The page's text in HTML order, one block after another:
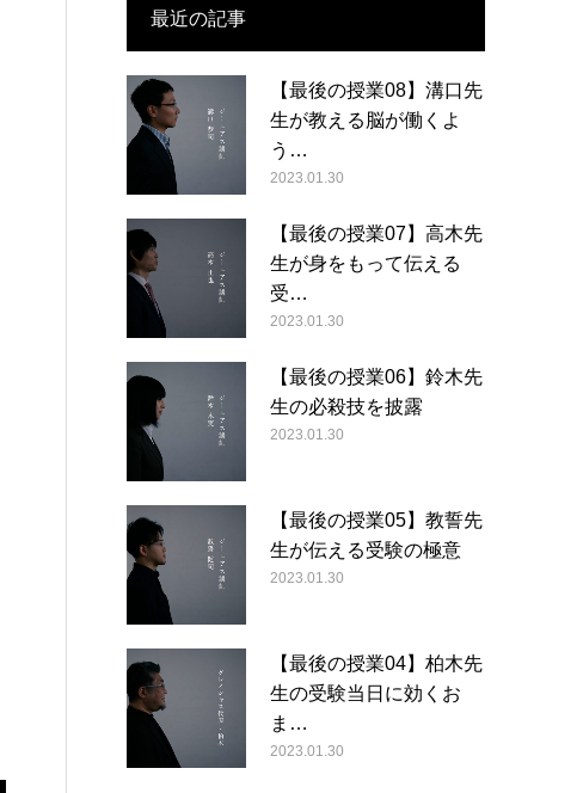
最近の記事
【最後の授業08】溝口先
生が教える脳が働くよ
う…
2023.01.30
【最後の授業07】高木先
生が身をもって伝える
受…
2023.01.30
【最後の授業06】鈴木先
生の必殺技を披露
2023.01.30
【最後の授業05】教誓先
生が伝える受験の極意
2023.01.30
【最後の授業04】柏木先
生の受験当日に効くお
ま…
2023.01.30